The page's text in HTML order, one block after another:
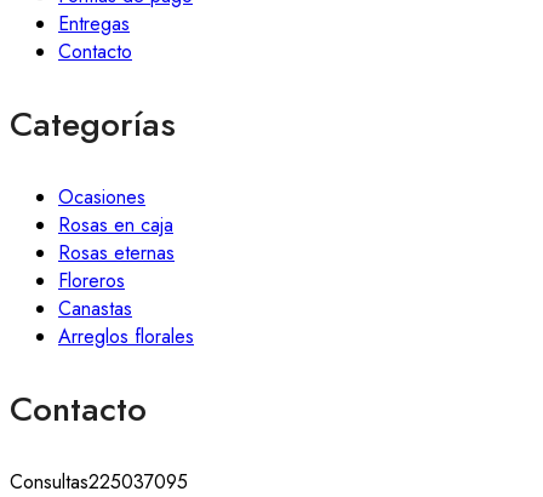
Entregas
Contacto
Categorías
Ocasiones
Rosas en caja
Rosas eternas
Floreros
Canastas
Arreglos florales
Contacto
Consultas225037095